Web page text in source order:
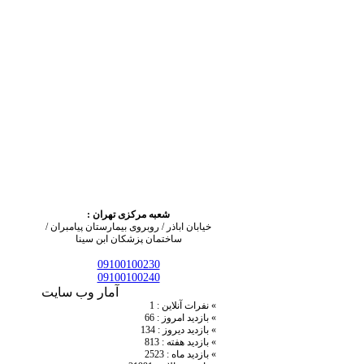
شعبه مرکزی تهران :
خیابان اباذر / روبروی بیمارستان پیامبران /
ساختمان پزشکان ابن سینا
09100100230
09100100240
آمار وب سایت
» نفرات آنلاین : 1
» بازدید امروز : 66
» بازدید دیروز : 134
» بازدید هفته : 813
» بازدید ماه : 2523